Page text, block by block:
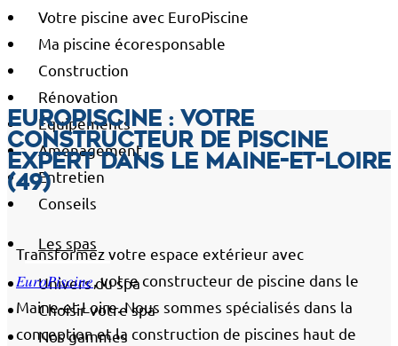
Votre piscine avec EuroPiscine
Ma piscine écoresponsable
Construction
Rénovation
Équipements
Aménagement
Entretien
Conseils
Les spas
Univers du spa
Choisir votre spa
Nos gammes
Europiscine : votre
constructeur de piscine
expert dans le Maine-et-Loire
(49)
Transformez votre espace extérieur avec
𝐸𝑢𝑟𝑜𝑃𝑖𝑠𝑐𝑖𝑛𝑒, votre constructeur de piscine dans le
Maine-et-Loire. Nous sommes spécialisés dans la
conception et la construction de piscines haut de